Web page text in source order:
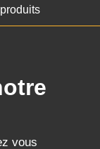
vous